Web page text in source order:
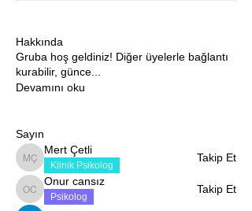
Hakkında
Gruba hoş geldiniz! Diğer üyelerle bağlantı
kurabilir, günce
Devamını oku
Sayın
Mert Çetli
Mert Çetli
Klinik Psikolog
Takip Et
Onur cansız
Onur cansız
Psikolog
Takip Et